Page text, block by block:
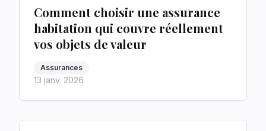
Comment choisir une assurance
habitation qui couvre réellement
vos objets de valeur
Assurances
13 janv. 2026